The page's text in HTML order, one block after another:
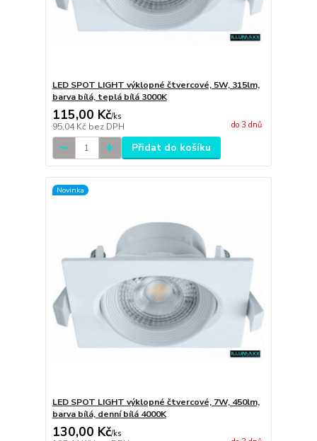
LED SPOT LIGHT výklopné čtvercové, 5W, 315lm,
barva bílá, teplá bílá 3000K
115,00 Kč/ks
95,04 Kč bez DPH do 3 dnů
Přidat do košíku
Novinka
LED SPOT LIGHT výklopné čtvercové, 7W, 450lm,
barva bílá, denní bílá 4000K
130,00 Kč/ks